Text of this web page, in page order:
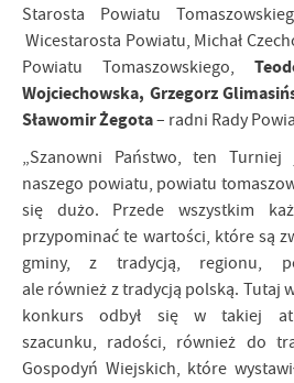
Starosta Powiatu
Wicestarosta Powiatu, Michał
Powiatu Tomaszowskiego,
Wojciechowska, Grzegorz
Sławomir Żegota– radni Rady
„Szanowni Państwo, ten
naszego powiatu, powiatu
się dużo. Przede wszystkim
przypominać te wartości, które są
gminy, z tradycją, regionu,
ale również z tradycją polską. Tutaj
konkurs odbył się w takiej
szacunku, radości, również do
Gospodyń Wiejskich, które